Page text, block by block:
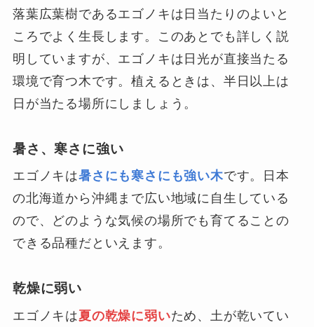
落葉広葉樹であるエゴノキは日当たりのよいと
ころでよく生長します。このあとでも詳しく説
明していますが、エゴノキは日光が直接当たる
環境で育つ木です。植えるときは、半日以上は
日が当たる場所にしましょう。
暑さ、寒さに強い
エゴノキは暑さにも寒さにも強い木です。日本
の北海道から沖縄まで広い地域に自生している
ので、どのような気候の場所でも育てることの
できる品種だといえます。
乾燥に弱い
エゴノキは夏の乾燥に弱いため、土が乾いてい